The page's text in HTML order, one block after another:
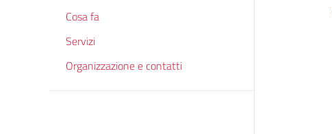
Cosa fa
Servizi
Organizzazione e contatti